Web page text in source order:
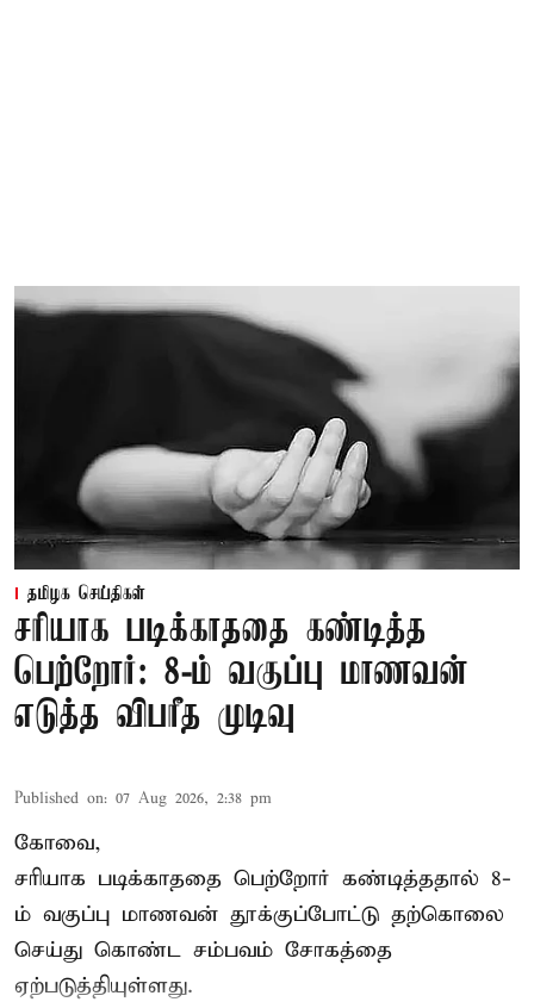
தமிழக செய்திகள்
சரியாக படிக்காததை கண்டித்த
பெற்றோர்: 8-ம் வகுப்பு மாணவன்
எடுத்த விபரீத முடிவு
Published on: 07 Aug 2026, 2:38 pm
கோவை,
சரியாக படிக்காததை பெற்றோர் கண்டித்ததால் 8-
ம் வகுப்பு மாணவன் தூக்குப்போட்டு தற்கொலை
செய்து கொண்ட சம்பவம் சோகத்தை
ஏற்படுத்தியுள்ளது.